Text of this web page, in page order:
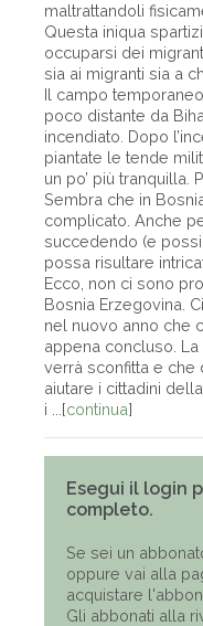
maltrattandoli
Questa iniqua
occuparsi dei
sia ai migranti sia a
Il campo
poco distante da
incendiato. Dopo
piantate le tende
un po’ più tranquilla.
Sembra che in
complicato. Anche
succedendo (e
possa risultare
Ecco, non ci sono
Bosnia Erzegovina.
nel nuovo anno che
appena concluso.
verrà sconfitta e che
aiutare i cittadini
i ...[continua]
Esegui il login
completo.
Se sei un
oppure vai alla
acquistare
Gli abbonati alla